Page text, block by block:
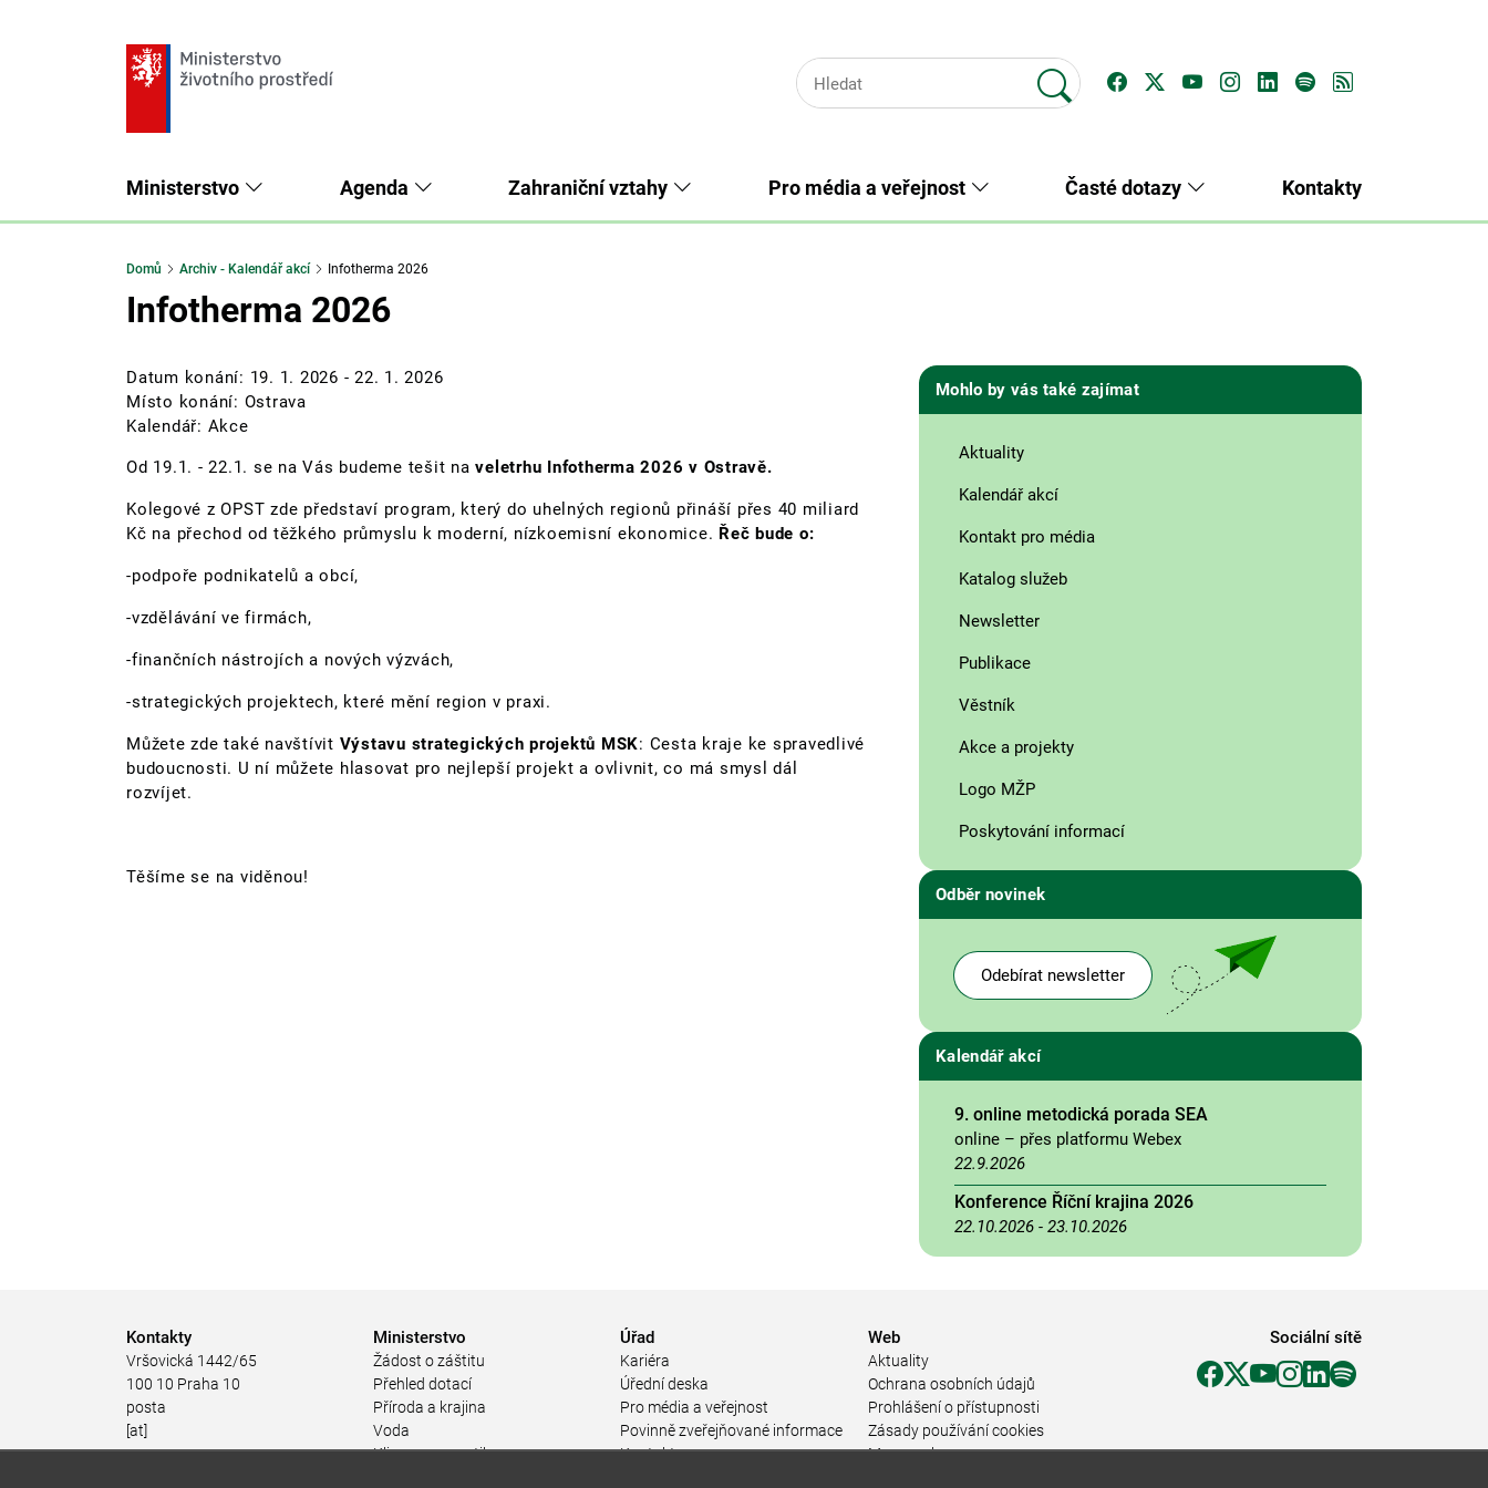
Ministerstvo Agenda Zahraniční vztahy Pro média a veřejnost Časté dotazy Kontakty
Domů Archiv - Kalendář akcí Infotherma 2026
Infotherma 2026
Datum konání: 19. 1. 2026 - 22. 1. 2026
Místo konání: Ostrava
Kalendář: Akce
Od 19.1. - 22.1. se na Vás budeme tešit na veletrhu Infotherma 2026 v Ostravě.
Kolegové z OPST zde představí program, který do uhelných regionů přináší přes 40 miliard
Kč na přechod od těžkého průmyslu k moderní, nízkoemisní ekonomice. Řeč bude o:
-podpoře podnikatelů a obcí,
-vzdělávání ve firmách,
-finančních nástrojích a nových výzvách,
-strategických projektech, které mění region v praxi.
Můžete zde také navštívit Výstavu strategických projektů MSK: Cesta kraje ke spravedlivé
budoucnosti. U ní můžete hlasovat pro nejlepší projekt a ovlivnit, co má smysl dál
rozvíjet.
Těšíme se na viděnou!
Mohlo by vás také zajímat
Aktuality
Kalendář akcí
Kontakt pro média
Katalog služeb
Newsletter
Publikace
Věstník
Akce a projekty
Logo MŽP
Poskytování informací
Odběr novinek
Odebírat newsletter
Kalendář akcí
9. online metodická porada SEA
online – přes platformu Webex
22.9.2026
Konference Říční krajina 2026
22.10.2026 - 23.10.2026
Kontakty
Vršovická 1442/65
100 10 Praha 10
posta
[at]
mzp.gov.cz
Ministerstvo
Žádost o záštitu
Přehled dotací
Příroda a krajina
Voda
Klima a energetika
Úřad
Kariéra
Úřední deska
Pro média a veřejnost
Povinně zveřejňované informace
Kontakty
Web
Aktuality
Ochrana osobních údajů
Prohlášení o přístupnosti
Zásady používání cookies
Mapa webu
Sociální sítě